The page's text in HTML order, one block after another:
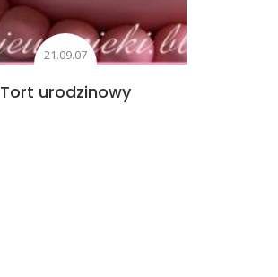
21.09.07
Tort urodzinowy